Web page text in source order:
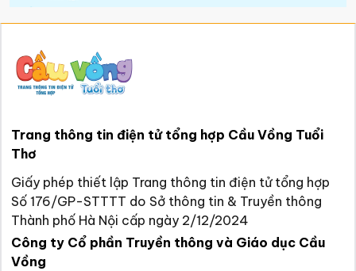
Trang thông tin điện tử tổng hợp Cầu Vồng Tuổi
Thơ
Giấy phép thiết lập Trang thông tin điện tử tổng hợp
Số 176/GP-STTTT do Sở thông tin & Truyền thông
Thành phố Hà Nội cấp ngày 2/12/2024
Công ty Cổ phần Truyền thông và Giáo dục Cầu
Vồng